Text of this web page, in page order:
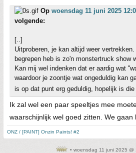
Op woensdag 11 juni 2025
volgende:
[..]
Uitproberen, je kan altijd weer
begrepen heb is zo'n monstertruck show
Kan mij wel indenken dat er aardig wat
waardoor je zoontje wat ongeduldig kan
is op dat punt erg geduldig, hopelijk is
Ik zal wel een paar speeltjes mee
waarschijnlijk wel goed zitten. We gaan
ONZ / [PAINT] Onzin Paints! #2
• woensdag 11 juni 2025 @